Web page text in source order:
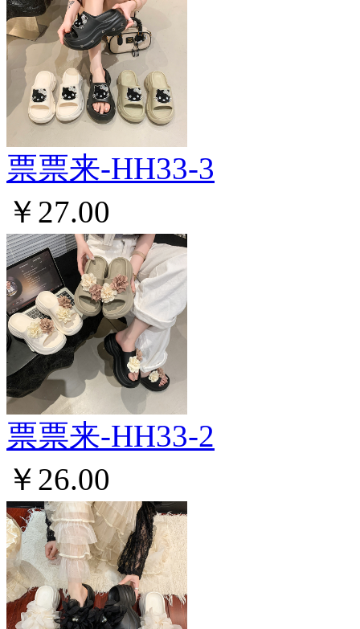
票票来-HH33-3
￥27.00
票票来-HH33-2
￥26.00